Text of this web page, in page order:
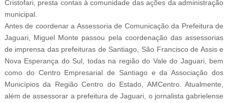
Cristofari, presta contas à comunidade das ações da administração
municipal.
Antes de coordenar a Assessoria de Comunicação da Prefeitura de
Jaguari, Miguel Monte passou pela coordenação das assessorias
de imprensa das prefeituras de Santiago, São Francisco de Assis e
Nova Esperança do Sul, todas na região do Vale do Jaguari, bem
como do Centro Empresarial de Santiago e da Associação dos
Municípios da Região Centro do Estado, AMCentro. Atualmente,
além de assessorar a prefeitura de Jaguari, o jornalista gabrielense